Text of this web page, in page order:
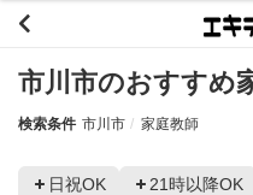
市川市のおすすめ
検索条件 市川市 家庭教師
日祝OK 21時以降OK